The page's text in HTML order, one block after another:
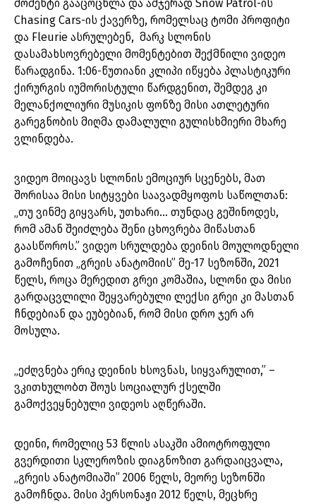
მომენტი გააცოცხლა და ამჯერად Snow Patrol-ის
Chasing Cars-ის ქავერზე, რომელსაც ტომი პროფიტი
და Fleurie ასრულებენ, მარკ სლონის
დასამახსოვრებელი მომენტებით შექმნილი ვიდეო
წარადგინა. 1:06-წუთიანი კლიპი იწყება პლასტიკური
ქირურგის იუმორისტული წარდგენით, შემდეგ კი
მელანქოლიური მუსიკის ფონზე მისი ათლეტური
გარეგნობის მიღმა დამალული გულისხმიერი მხარე
ვლინდება.
ვიდეო მოიცავს სლონის ემოციურ სცენებს, მათ
შორისაა მისი სიტყვები საავადმყოფოს საწოლთან:
„თუ ვინმე გიყვარს, უთხარი… თუნდაც გეშინოდეს,
რომ ამან შეიძლება შენი ცხოვრება მიწასთან
გაასწოროს.” ვიდეო სრულდება დეინის მოულოდნელი
გამოჩენით „გრეის ანატომიის” მე-17 სეზონში, 2021
წელს, როცა მერედით გრეი კომაშია, სლონი და მისი
გარდაცვლილი შეყვარებული ლექსი გრეი კი მასთან
ჩნდებიან და ეუბებიან, რომ მისი დრო ჯერ არ
მოსულა.
„ეძღვნება ერიკ დეინის ხსოვნას, სიყვარულით,” –
ვკითხულობთ შოუს სოციალურ ქსელში
გამოქვეყნებული ვიდეოს აღწერაში.
დეინი, რომელიც 53 წლის ასაკში ამიოტროფული
გვერდითი სკლეროზის დიაგნოზით გარდაიცვალა,
„გრეის ანატომიაში” 2006 წელს, მეორე სეზონში
გამოჩნდა. მისი პერსონაჟი 2012 წელს, მეცხრე